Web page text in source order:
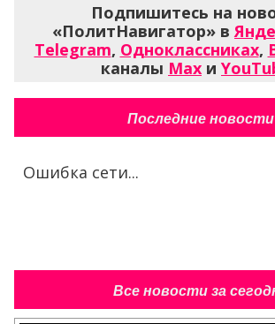
Подпишитесь на
«ПолитНавигатор» в
Telegram, Одноклассниках,
каналы Max и
Последние новости
Ошибка сети...
Все новости за